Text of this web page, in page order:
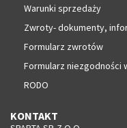
Warunki sprzedaży
Zwroty- dokumenty,
Formularz zwrotów
Formularz niezgodności
RODO
KONTAKT